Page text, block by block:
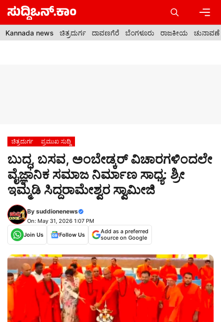
Skip
content
Kannada news ಚಿತ್ರದುರ್ಗ ದಾವಣಗೆರೆ ಬೆಂಗಳೂರು ರಾಜಕೀಯ ಚುನಾವಣೆ
ಚಿತ್ರದುರ್ಗ ಪ್ರಮುಖ ಸುದ್ದಿ
ಬುದ್ಧ, ಬಸವ, ಅಂಬೇಡ್ಕರ್ ವಿಚಾರಗಳಿಂದಲೇ
ವೈಜ್ಞಾನಿಕ ಸಮಾಜ ನಿರ್ಮಾಣ ಸಾಧ್ಯ: ಶ್ರೀ
ಇಮ್ಮಡಿ ಸಿದ್ದರಾಮೇಶ್ವರ ಸ್ವಾಮೀಜಿ
By suddionenews
On: May 31, 2026 1:07 PM
Join Us
Follow Us
Add as a preferred
source on Google